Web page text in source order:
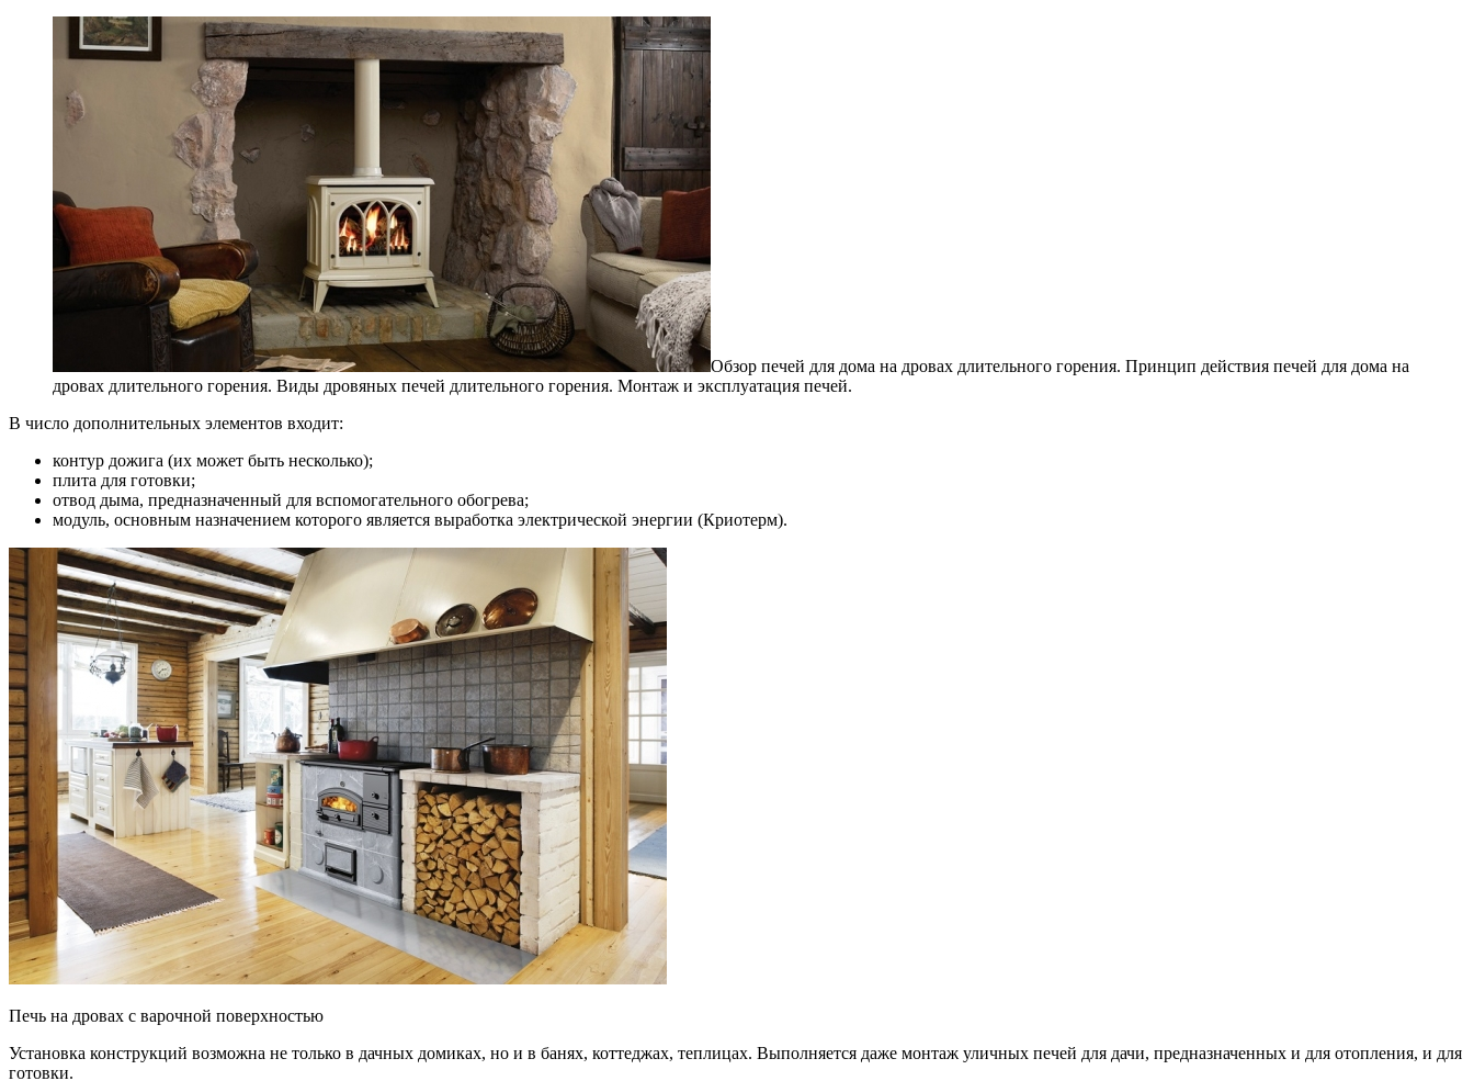
Обзор печей для дома на дровах длительного горения. Принцип действия печей для дома на
дровах длительного горения. Виды дровяных печей длительного горения. Монтаж и эксплуатация печей.
В число дополнительных элементов входит:
контур дожига (их может быть несколько);
плита для готовки;
отвод дыма, предназначенный для вспомогательного обогрева;
модуль, основным назначением которого является выработка электрической энергии (Криотерм).
Печь на дровах с варочной поверхностью
Установка конструкций возможна не только в дачных домиках, но и в банях, коттеджах, теплицах. Выполняется даже монтаж уличных печей для дачи, предназначенных и для отопления, и для
готовки.